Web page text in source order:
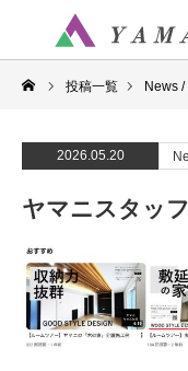
投稿一覧 News
2026.05.20
ヤマニスタッ